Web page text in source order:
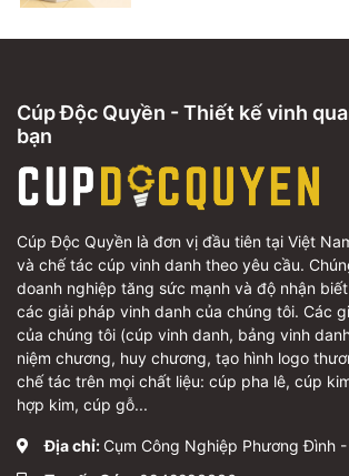
Cúp Độc Quyền - Thiết kế vinh
bạn
Cúp Độc Quyền là đơn vị đầu tiên tại Việt
và chế tác cúp vinh danh theo yêu cầu.
doanh nghiệp tăng sức mạnh và độ nhận
các giải pháp vinh danh của chúng tôi. Các
của chúng tôi (cúp vinh danh, bảng vinh
niệm chương, huy chương, tạo hình logo
chế tác trên mọi chất liệu: cúp pha lê, cúp
hợp kim, cúp gỗ...
Địa chỉ: Cụm Công Nghiệp Phương Đình